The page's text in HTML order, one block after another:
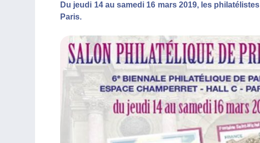
Du jeudi 14 au samedi 16 mars 2019, les
Paris.